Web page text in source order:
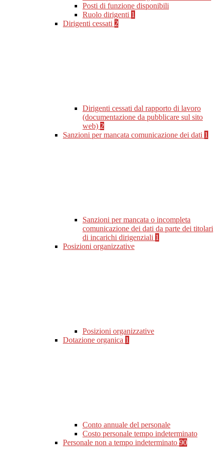
Posti di funzione disponibili
Ruolo dirigenti 1
Dirigenti cessati 2
Dirigenti cessati dal rapporto di lavoro
(documentazione da pubblicare sul sito
web) 2
Sanzioni per mancata comunicazione dei dati 1
Sanzioni per mancata o incompleta
comunicazione dei dati da parte dei titolari
di incarichi dirigenziali 1
Posizioni organizzative
Posizioni organizzative
Dotazione organica 1
Conto annuale del personale
Costo personale tempo indeterminato
Personale non a tempo indeterminato 90